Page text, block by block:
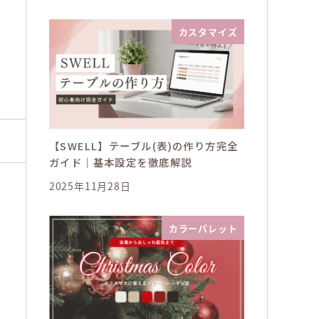
カスタマイズ
【SWELL】テーブル(表)の作り方完全
ガイド｜基本設定を徹底解説
2025年11月28日
カラーパレット